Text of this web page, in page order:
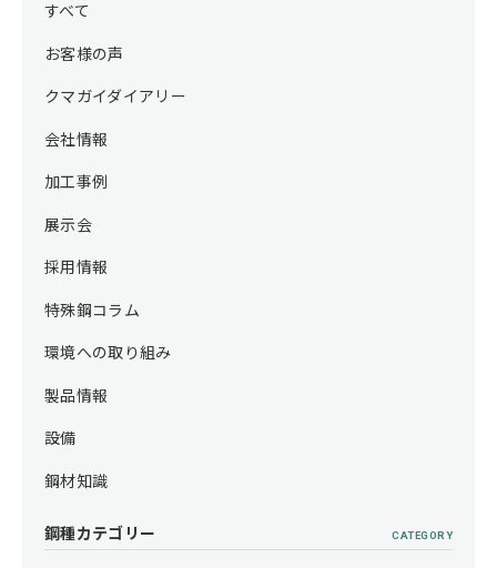
すべて
お客様の声
クマガイダイアリー
会社情報
加工事例
展示会
採用情報
特殊鋼コラム
環境への取り組み
製品情報
設備
鋼材知識
鋼種カテゴリー CATEGORY